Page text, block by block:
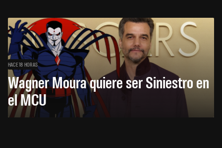
HACE 18 HORAS
Wagner Moura quiere ser Siniestro en
el MCU